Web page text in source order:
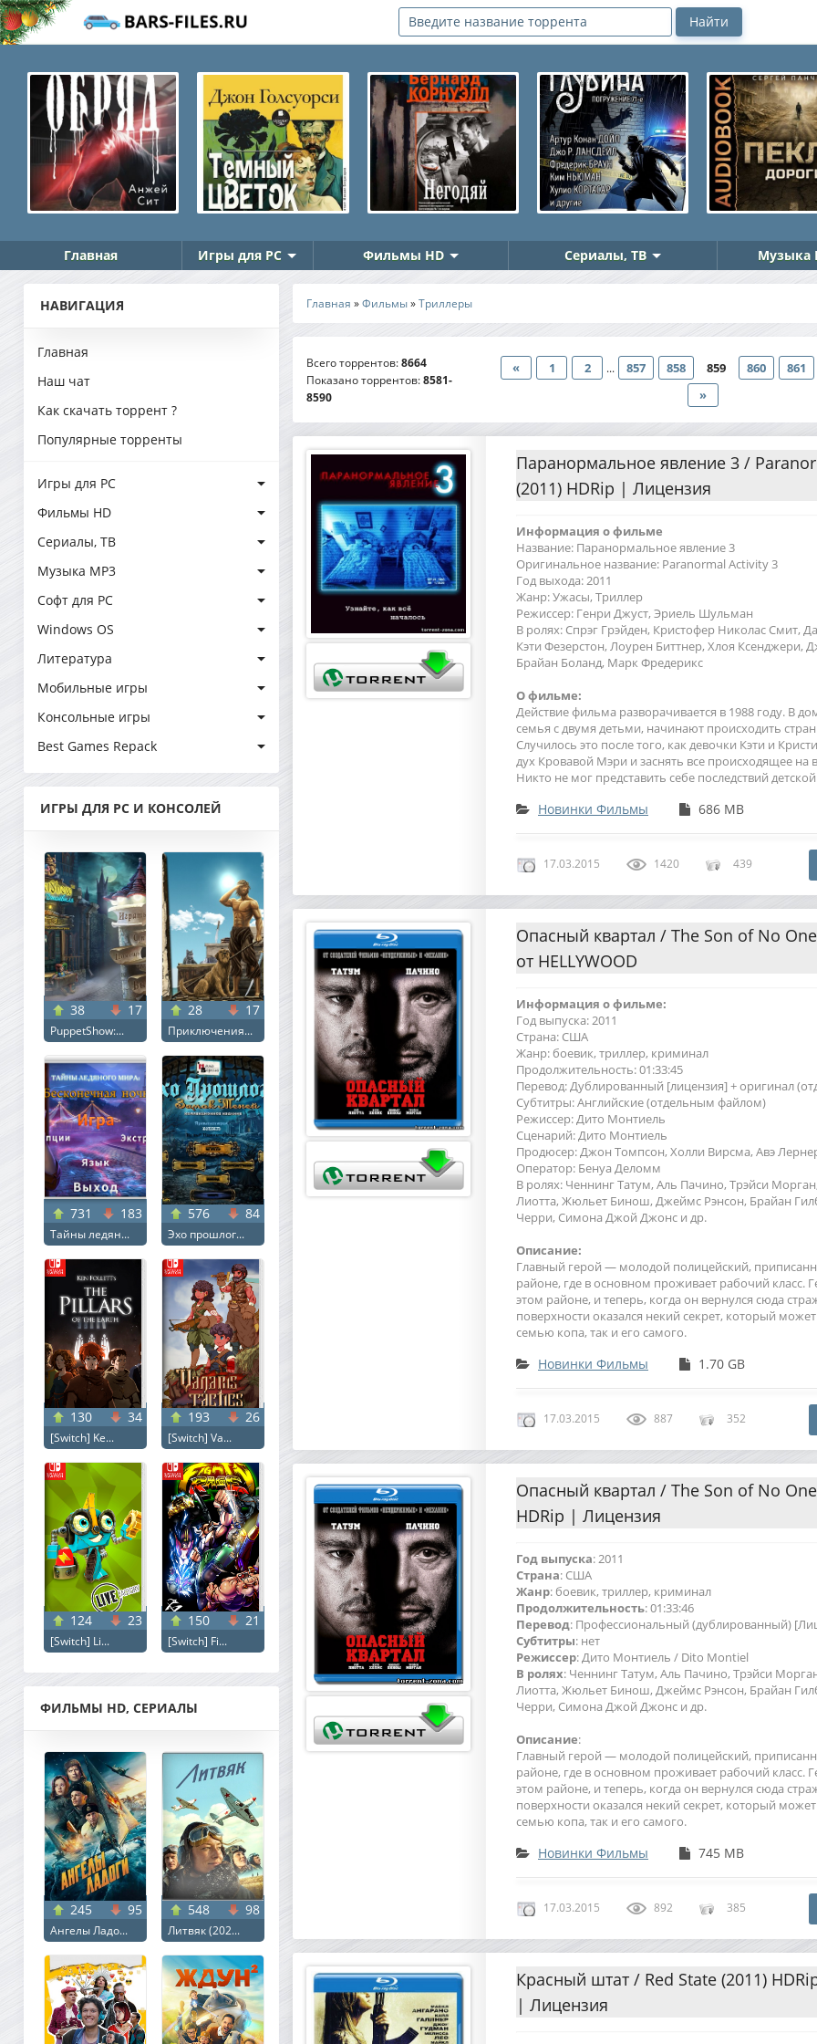
Главная Игры для PC Фильмы HD Сериалы, ТВ Музыка
НАВИГАЦИЯ
Главная
Наш чат
Как скачать торрент ?
Популярные торренты
Игры для PC
Фильмы HD
Сериалы, ТВ
Музыка MP3
Софт для PC
Windows OS
Литература
Мобильные игры
Консольные игры
Best Games Repack
ИГРЫ ДЛЯ PC И КОНСОЛЕЙ
38 17
PuppetShow:...
28 17
Приключения...
731 183
Тайны ледян...
576 84
Эхо прошлог...
130 34
[Switch] Ke...
193 26
[Switch] Va...
124 23
[Switch] Li...
150 21
[Switch] Fi...
ФИЛЬМЫ HD, СЕРИАЛЫ
245 95
Ангелы Ладо...
548 98
Литвяк (202...
Главная »Фильмы»Триллеры
Всего торрентов:8664
Показано торрентов:8581-
8590
« 1 2 ... 857 858 859 860
861
»
Паранормальное явление 3 /
(2011) HDRip | Лицензия
Информация о фильме
Название: Паранормальное явление 3
Оригинальное название: Paranormal Activity 3
Год выхода: 2011
Жанр: Ужасы, Триллер
Режиссер: Генри Джуст, Эриель Шульман
В ролях: Спрэг Грэйден, Кристофер Николас Смит,
Кэти Фезерстон, Лоурен Биттнер, Хлоя Ксенджери,
Брайан Боланд, Марк Фредерикс
О фильме:
Действие фильма разворачивается в 1988 году. В
семья с двумя детьми, начинают происходить
Случилось это после того, как девочки Кэти и
дух Кровавой Мэри и заснять все происходящее на
Никто не мог представить себе последствий
Новинки Фильмы 686 MB
17.03.2015 1420 439
Опасный квартал / The Son of No
от HELLYWOOD
Информация о фильме:
Год выпуска: 2011
Страна: США
Жанр: боевик, триллер, криминал
Продолжительность: 01:33:45
Перевод: Дублированный [лицензия] + оригинал
Субтитры: Английские (отдельным файлом)
Режиссер: Дито Монтиель
Сценарий: Дито Монтиель
Продюсер: Джон Томпсон, Холли Вирсма, Авэ
Оператор: Бенуа Деломм
В ролях: Ченнинг Татум, Аль Пачино, Трэйси
Лиотта, Жюльет Бинош, Джеймс Рэнсон, Брайан
Черри, Симона Джой Джонс и др.
Описание:
Главный герой — молодой полицейский,
районе, где в основном проживает рабочий класс.
этом районе, и теперь, когда он вернулся сюда
поверхности оказался некий секрет, который
семью копа, так и его самого.
Новинки Фильмы 1.70 GB
17.03.2015 887 352
Опасный квартал / The Son of No
HDRip | Лицензия
Год выпуска: 2011
Страна: США
Жанр: боевик, триллер, криминал
Продолжительность: 01:33:46
Перевод: Профессиональный (дублированный)
Cубтитры: нет
Режиссер: Дито Монтиель / Dito Montiel
В ролях: Ченнинг Татум, Аль Пачино, Трэйси
Лиотта, Жюльет Бинош, Джеймс Рэнсон, Брайан
Черри, Симона Джой Джонс и др.
Описание:
Главный герой — молодой полицейский,
районе, где в основном проживает рабочий класс.
этом районе, и теперь, когда он вернулся сюда
поверхности оказался некий секрет, который
семью копа, так и его самого.
Новинки Фильмы 745 MB
17.03.2015 892 385
Красный штат / Red State (2011)
| Лицензия